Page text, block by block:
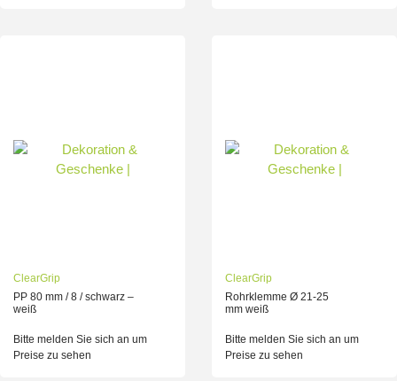
ClearGrip
PP 80 mm / 8 / schwarz –
weiß
Bitte melden Sie sich an um
Preise zu sehen
ClearGrip
Rohrklemme Ø 21-25
mm weiß
Bitte melden Sie sich an um
Preise zu sehen